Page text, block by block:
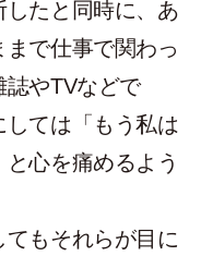
たと同時に、あ
で仕事で関わっ
誌やTVなどで
ては「もう私は
心を痛めるよう
もそれらが目に